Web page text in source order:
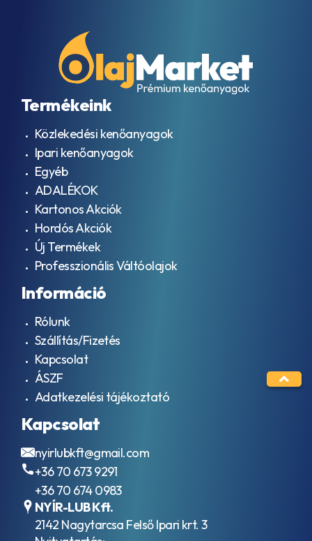
Termékeink
Közlekedési kenőanyagok
Ipari kenőanyagok
Egyéb
ADALÉKOK
Kartonos Akciók
Hordós Akciók
Új Termékek
Professzionális Váltóolajok
Információ
Rólunk
Szállítás/Fizetés
Kapcsolat
ÁSZF
Adatkezelési tájékoztató
Kapcsolat
nyirlubkft@gmail.com
+36 70 673 9291
+36 70 674 0983
NYÍR-LUB Kft.
2142 Nagytarcsa Felső Ipari krt. 3